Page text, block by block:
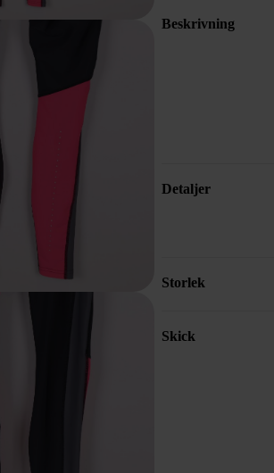
Beskrivning
Detaljer
Storlek
Skick